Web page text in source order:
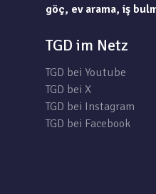
göç, ev arama, iş
TGD im Netz
TGD bei Youtube
TGD bei X
TGD bei Instagram
TGD bei Facebook